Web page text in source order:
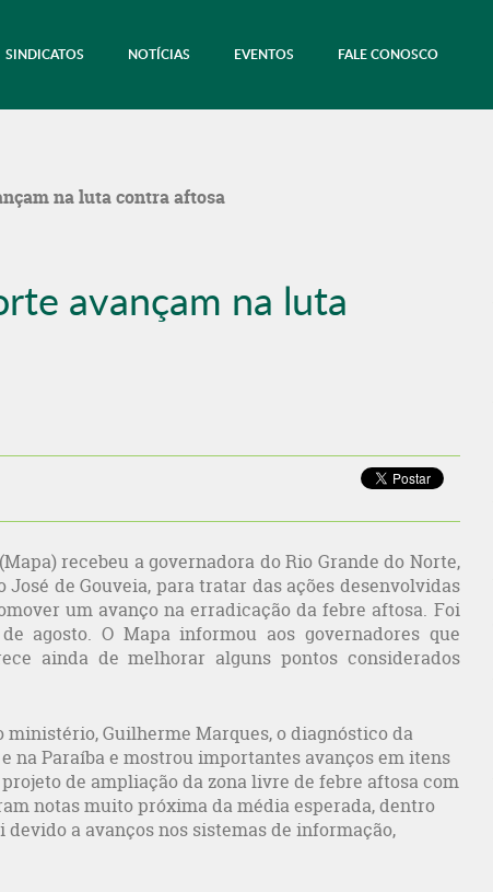
SINDICATOS NOTÍCIAS EVENTOS FALE CONOSCO
na luta contra aftosa
avançam na luta
recebeu a governadora do Rio Grande do Norte,
de Gouveia, para tratar das ações desenvolvidas
um avanço na erradicação da febre aftosa. Foi
agosto. O Mapa informou aos governadores que
ainda de melhorar alguns pontos considerados
Guilherme Marques, o diagnóstico da
na Paraíba e mostrou importantes avanços em itens
de ampliação da zona livre de febre aftosa com
notas muito próxima da média esperada, dentro
a avanços nos sistemas de informação,